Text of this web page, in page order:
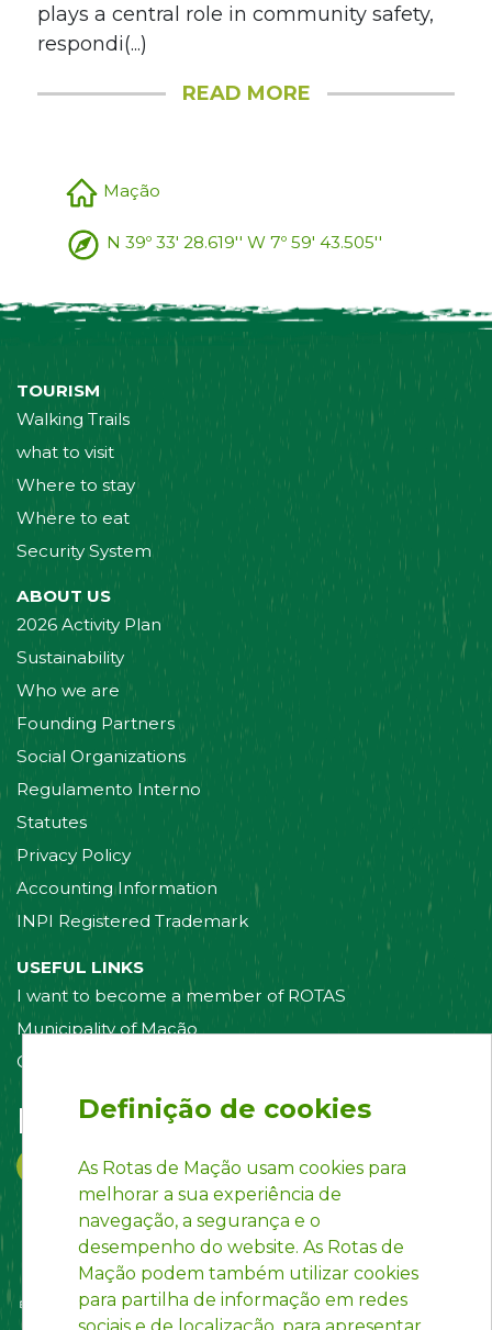
plays a central role in community safety,
respondi(...)
READ MORE
Mação
N 39º 33' 28.619'' W 7º 59' 43.505''
TOURISM
Walking Trails
what to visit
Where to stay
Where to eat
Security System
ABOUT US
2026 Activity Plan
Sustainability
Who we are
Founding Partners
Social Organizations
Regulamento Interno
Statutes
Privacy Policy
Accounting Information
INPI Registered Trademark
USEFUL LINKS
I want to become a member of ROTAS
Municipality of Mação
Contact us
Follow us on:
Definição de cookies
As Rotas de Mação usam cookies para
melhorar a sua experiência de
navegação, a segurança e o
desempenho do website. As Rotas de
Mação podem também utilizar cookies
para partilha de informação em redes